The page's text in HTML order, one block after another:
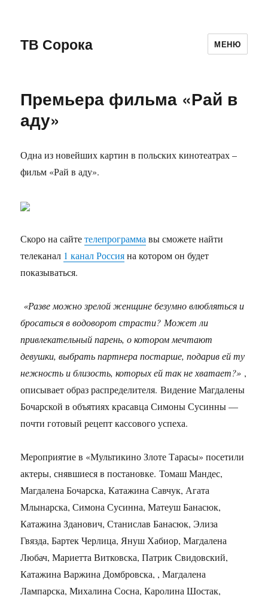
ТВ Сорока МЕНЮ
Премьера фильма «Рай в
аду»
Одна из новейших картин в польских кинотеатрах –
фильм «Рай в аду».
Скоро на сайтетелепрограмма вы сможете найти
телеканал 1 канал Россияна котором он будет
показываться.
«Разве можно зрелой женщине безумно влюбляться и
бросаться в водоворот страсти? Может ли
привлекательный парень, о котором мечтают
девушки, выбрать партнера постарше, подарив ей ту
нежность и близость, которых ей так не хватает?» ,
описывает образ распределителя. Видение Магдалены
Бочарской в ​​объятиях красавца Симоны Сусинны —
почти готовый рецепт кассового успеха.
Мероприятие в «Мультикино Злоте Тарасы» посетили
актеры, снявшиеся в постановке.Томаш Мандес,
Магдалена Бочарска, Катажина Савчук, Агата
Млынарска, Симона Сусинна, Матеуш Банасюк,
Катажина Зданович, Станислав Банасюк, Элиза
Гвязда, Бартек Черлица, Януш Хабиор, Магдалена
Любач, Мариетта Витковска, Патрик Свидовский,
Катажина Варжина Домбровска, , Магдалена
Лампарска, Михалина Сосна, Каролина Шостак,